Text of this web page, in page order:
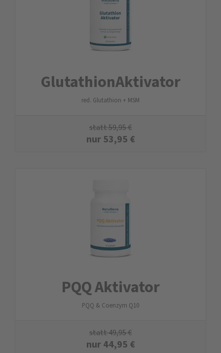
Glutathion­Aktivator
red. Glutathion + MSM
statt59,95€
nur53,95 €
PQQ Aktivator
PQQ & Coenzym Q10
statt49,95€
nur44,95 €